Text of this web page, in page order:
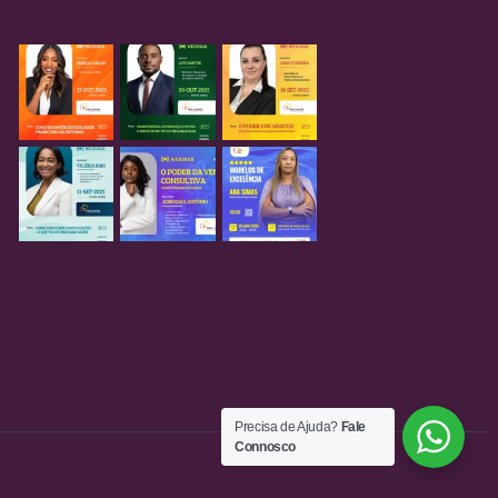
Precisa de Ajuda? Fale
Connosco